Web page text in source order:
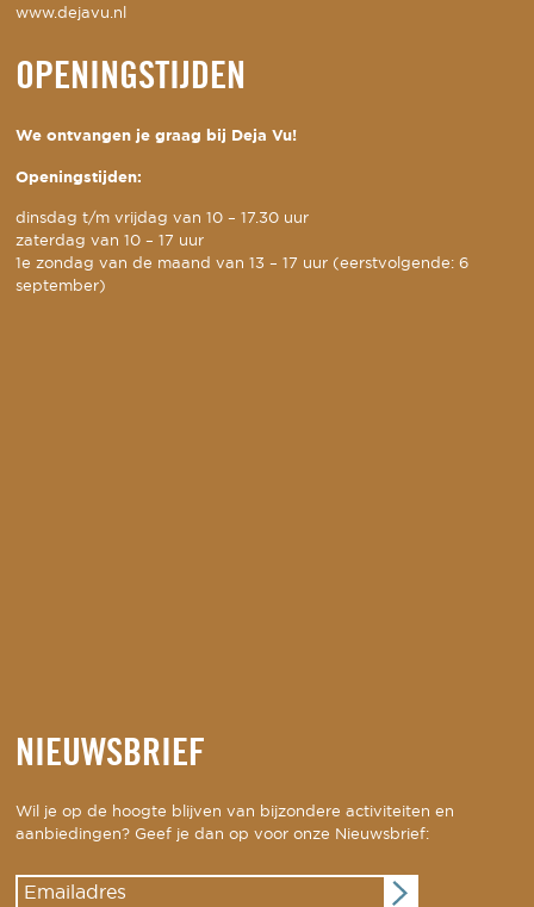
www.dejavu.nl
OPENINGSTIJDEN
We ontvangen je graag bij Deja Vu!
Openingstijden:
dinsdag t/m vrijdag van 10 – 17.30 uur
zaterdag van 10 – 17 uur
1e zondag van de maand van 13 – 17 uur (eerstvolgende: 6
september)
NIEUWSBRIEF
Wil je op de hoogte blijven van bijzondere activiteiten en
aanbiedingen? Geef je dan op voor onze Nieuwsbrief: